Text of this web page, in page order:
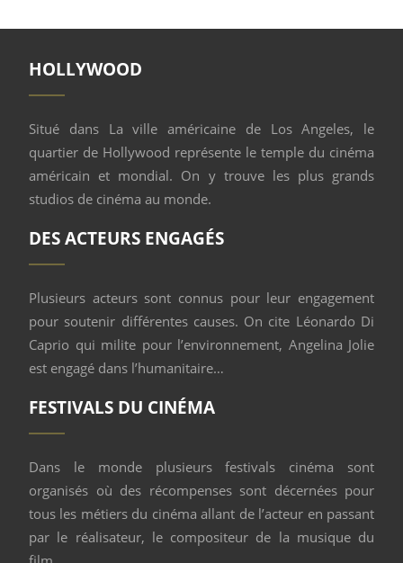
HOLLYWOOD
Situé dans La ville américaine de Los Angeles, le
quartier de Hollywood représente le temple du cinéma
américain et mondial. On y trouve les plus grands
studios de cinéma au monde.
DES ACTEURS ENGAGÉS
Plusieurs acteurs sont connus pour leur engagement
pour soutenir différentes causes. On cite Léonardo Di
Caprio qui milite pour l’environnement, Angelina Jolie
est engagé dans l’humanitaire…
FESTIVALS DU CINÉMA
Dans le monde plusieurs festivals cinéma sont
organisés où des récompenses sont décernées pour
tous les métiers du cinéma allant de l’acteur en passant
par le réalisateur, le compositeur de la musique du